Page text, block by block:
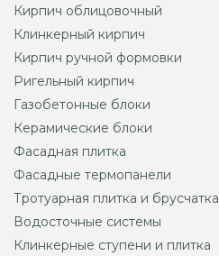
Кирпич облицовочный
Клинкерный кирпич
Кирпич ручной формовки
Ригельный кирпич
Газобетонные блоки
Керамические блоки
Фасадная плитка
Фасадные термопанели
Тротуарная плитка и брусчатка
Водосточные системы
Клинкерные ступени и плитка